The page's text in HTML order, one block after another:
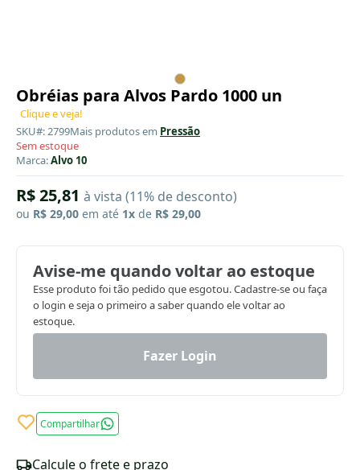
Obréias para Alvos Pardo 1000 un
Clique e veja!
SKU#: 2799Mais produtos em Pressão
Sem estoque
Marca:Alvo 10
R$ 25,81 à vista (11% de desconto)
ou R$ 29,00 em até 1x de R$ 29,00
Avise-me quando voltar ao estoque
Esse produto foi tão pedido que esgotou. Cadastre-se ou faça
o login e seja o primeiro a saber quando ele voltar ao
estoque.
Fazer Login
Compartilhar
Calcule o frete e prazo